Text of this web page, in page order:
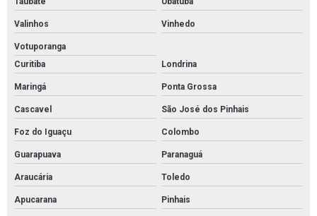
Valinhos Vinhedo
Votuporanga
Curitiba
Londrina
Maringá Ponta Grossa
Cascavel São José dos Pinhais
Foz do Iguaçu Colombo
Guarapuava Paranaguá
Araucária Toledo
Apucarana Pinhais